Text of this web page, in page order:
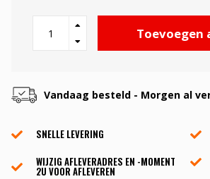
Toevoegen
Vandaag besteld - Morgen al
SNELLE LEVERING
WIJZIG AFLEVERADRES EN -MOMENT
2U VOOR AFLEVEREN